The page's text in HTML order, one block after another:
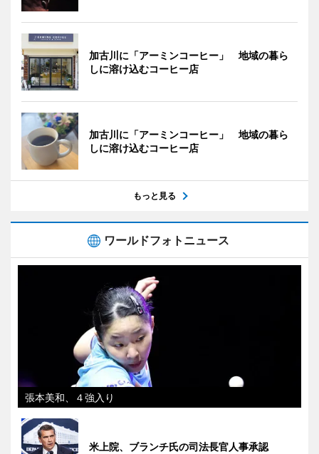
加古川に「アーミンコーヒー」 地域の暮ら
しに溶け込むコーヒー店
加古川に「アーミンコーヒー」 地域の暮ら
しに溶け込むコーヒー店
もっと見る
ワールドフォトニュース
張本美和、４強入り
米上院、ブランチ氏の司法長官人事承認